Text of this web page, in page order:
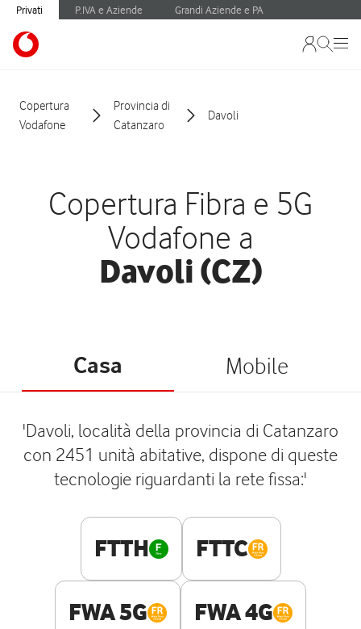
Privati P.IVA e Aziende Grandi Aziende e PA
Copertura
Vodafone
Provincia di
Catanzaro
Davoli
Copertura Fibra e 5G
Vodafone a
Davoli (CZ)
Casa Mobile
'Davoli, località della provincia di Catanzaro
con 2451 unità abitative, dispone di queste
tecnologie riguardanti la rete fissa:'
FTTH FTTC
FWA 5G FWA 4G